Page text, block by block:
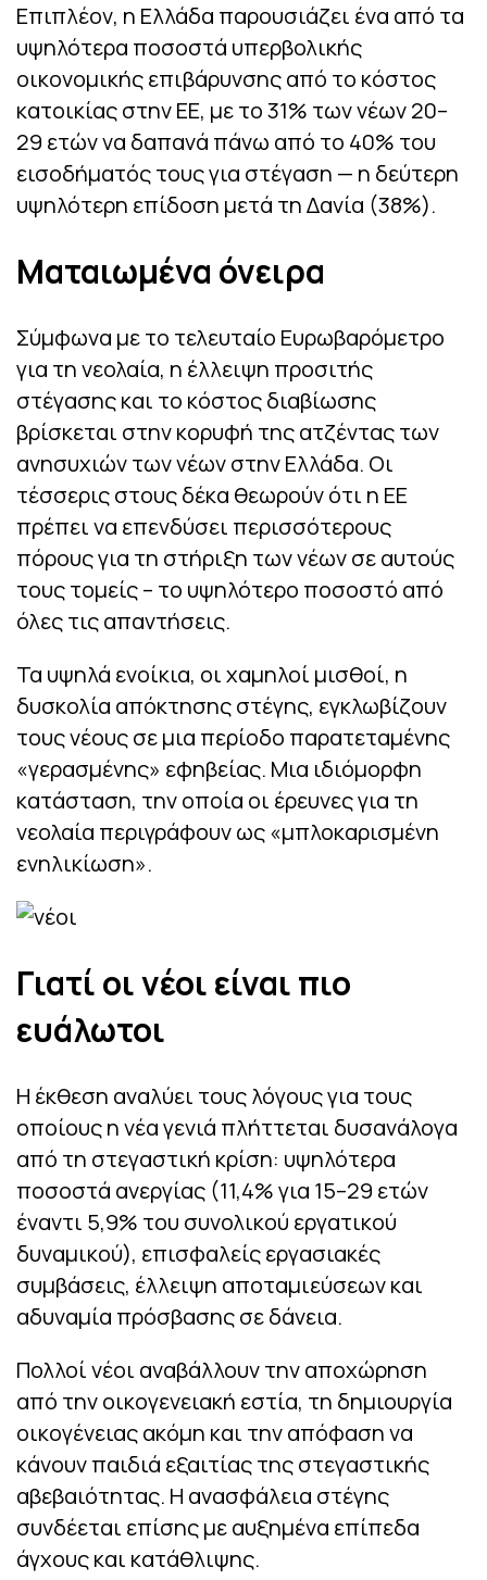
Επιπλέον, η Ελλάδα παρουσιάζει ένα από τα
υψηλότερα ποσοστά υπερβολικής
οικονομικής επιβάρυνσης από το κόστος
κατοικίας στην ΕΕ, με το 31% των νέων 20–
29 ετών να δαπανά πάνω από το 40% του
εισοδήματός τους για στέγαση — η δεύτερη
υψηλότερη επίδοση μετά τη Δανία (38%).
Ματαιωμένα όνειρα
Σύμφωνα με το τελευταίο Ευρωβαρόμετρο
για τη νεολαία, η έλλειψη προσιτής
στέγασης και το κόστος διαβίωσης
βρίσκεται στην κορυφή της ατζέντας των
ανησυχιών των νέων στην Ελλάδα. Οι
τέσσερις στους δέκα θεωρούν ότι η ΕΕ
πρέπει να επενδύσει περισσότερους
πόρους για τη στήριξη των νέων σε αυτούς
τους τομείς – το υψηλότερο ποσοστό από
όλες τις απαντήσεις.
Τα υψηλά ενοίκια, οι χαμηλοί μισθοί, η
δυσκολία απόκτησης στέγης, εγκλωβίζουν
τους νέους σε μια περίοδο παρατεταμένης
«γερασμένης» εφηβείας. Μια ιδιόμορφη
κατάσταση, την οποία οι έρευνες για τη
νεολαία περιγράφουν ως «μπλοκαρισμένη
ενηλικίωση».
Γιατί οι νέοι είναι πιο
ευάλωτοι
Η έκθεση αναλύει τους λόγους για τους
οποίους η νέα γενιά πλήττεται δυσανάλογα
από τη στεγαστική κρίση: υψηλότερα
ποσοστά ανεργίας (11,4% για 15–29 ετών
έναντι 5,9% του συνολικού εργατικού
δυναμικού), επισφαλείς εργασιακές
συμβάσεις, έλλειψη αποταμιεύσεων και
αδυναμία πρόσβασης σε δάνεια.
Πολλοί νέοι αναβάλλουν την αποχώρηση
από την οικογενειακή εστία, τη δημιουργία
οικογένειας ακόμη και την απόφαση να
κάνουν παιδιά εξαιτίας της στεγαστικής
αβεβαιότητας. Η ανασφάλεια στέγης
συνδέεται επίσης με αυξημένα επίπεδα
άγχους και κατάθλιψης.